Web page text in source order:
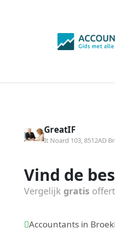
GreatIF
It Noard 103, 8512AD
Vind de
Vergelijk gratis
Accountants in Broek